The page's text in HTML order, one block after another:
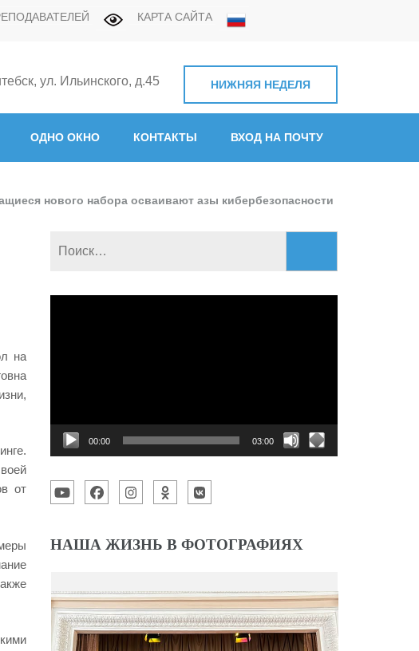
КАРТА САЙТА
академия связи"
НИЖНЯЯ НЕДЕЛЯ
ул. Ильинского, д.45
ОДНО ОКНО КОНТАКТЫ ВХОД НА ПОЧТУ
нового набора осваивают азы кибербезопасности
на
от
00:00 03:00
НАША ЖИЗНЬ В ФОТОГРАФИЯХ